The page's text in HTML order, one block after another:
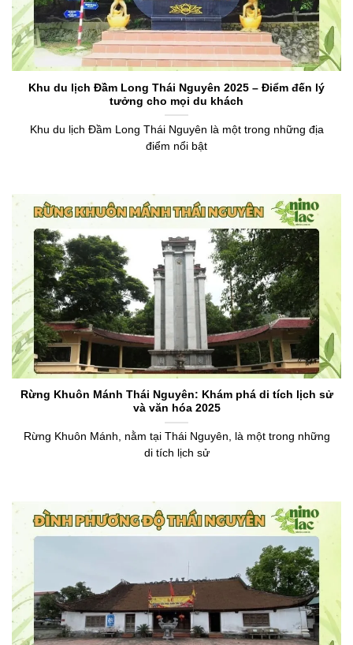
Khu du lịch Đầm Long Thái Nguyên 2025 – Điểm đến lý
tưởng cho mọi du khách
Khu du lịch Đầm Long Thái Nguyên là một trong những địa
điểm nổi bật
Rừng Khuôn Mánh Thái Nguyên: Khám phá di tích lịch sử
và văn hóa 2025
Rừng Khuôn Mánh, nằm tại Thái Nguyên, là một trong những
di tích lịch sử